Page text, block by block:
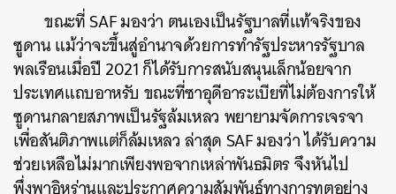
ขณะที่ SAF มองว่า ตนเองเป็นรัฐบาลที่แท้จริงของ
ซูดาน แม้ว่าจะขึ้นสู่อำนาจด้วยการทำรัฐประหารรัฐบาล
พลเรือนเมื่อปี 2021 ก็ได้รับการสนับสนุนเล็กน้อยจาก
ประเทศแถบอาหรับ ขณะที่ซาอุดีอาระเบียที่ไม่ต้องการให้
ซูดานกลายสภาพเป็นรัฐล้มเหลว พยายามจัดการเจรจา
เพื่อสันติภาพแต่ก็ล้มเหลว ล่าสุด SAF มองว่า ได้รับความ
ช่วยเหลือไม่มากเพียงพอจากเหล่าพันธมิตร จึงหันไป